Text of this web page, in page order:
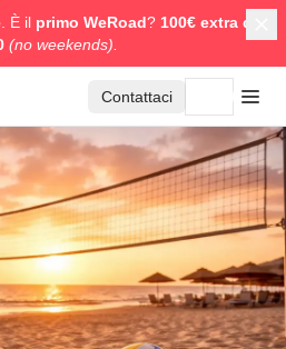
. È il primo WeRoad? 100€ extra di
(no weekends).
Contattaci